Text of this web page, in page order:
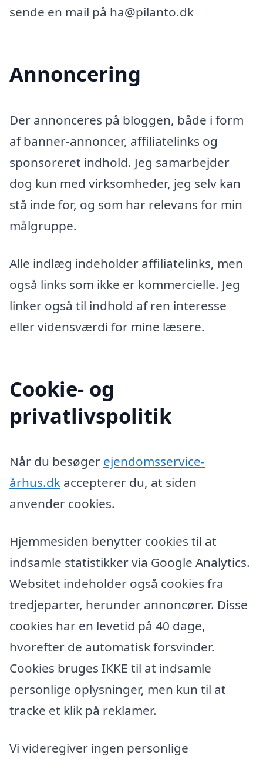
sende en mail på ha@pilanto.dk
Annoncering
Der annonceres på bloggen, både i form
af banner-annoncer, affiliatelinks og
sponsoreret indhold. Jeg samarbejder
dog kun med virksomheder, jeg selv kan
stå inde for, og som har relevans for min
målgruppe.
Alle indlæg indeholder affiliatelinks, men
også links som ikke er kommercielle. Jeg
linker også til indhold af ren interesse
eller vidensværdi for mine læsere.
Cookie- og
privatlivspolitik
Når du besøger ejendomsservice-
århus.dk accepterer du, at siden
anvender cookies.
Hjemmesiden benytter cookies til at
indsamle statistikker via Google Analytics.
Websitet indeholder også cookies fra
tredjeparter, herunder annoncører. Disse
cookies har en levetid på 40 dage,
hvorefter de automatisk forsvinder.
Cookies bruges IKKE til at indsamle
personlige oplysninger, men kun til at
tracke et klik på reklamer.
Vi videregiver ingen personlige